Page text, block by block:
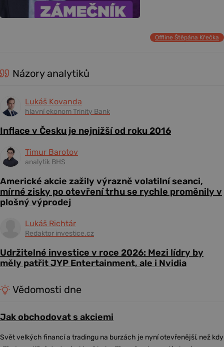
Offline Štěpána Křečka
Názory analytiků
Lukáš Kovanda
hlavní ekonom Trinity Bank
Inflace v Česku je nejnižší od roku 2016
Timur Barotov
analytik BHS
Americké akcie zažily výrazně volatilní seanci,
mírné zisky po otevření trhu se rychle proměnily v
plošný výprodej
Lukáš Richtár
Redaktor investice.cz
Udržitelné investice v roce 2026: Mezi lídry by
měly patřit JYP Entertainment, ale i Nvidia
Vědomosti dne
Jak obchodovat s akciemi
Svět velkých financí a tradingu na burzách je nyní otevřenější, než kdy